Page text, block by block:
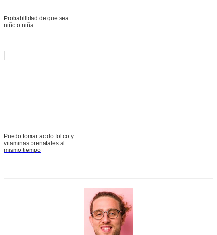
Probabilidad de que sea
niño o niña
Puedo tomar ácido fólico y
vitaminas prenatales al
mismo tiempo